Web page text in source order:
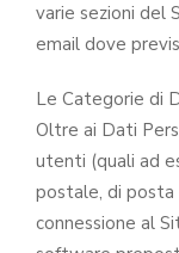
varie sezioni del
email dove
Le Categorie di
Oltre ai Dati
utenti (quali ad
postale, di posta
connessione al